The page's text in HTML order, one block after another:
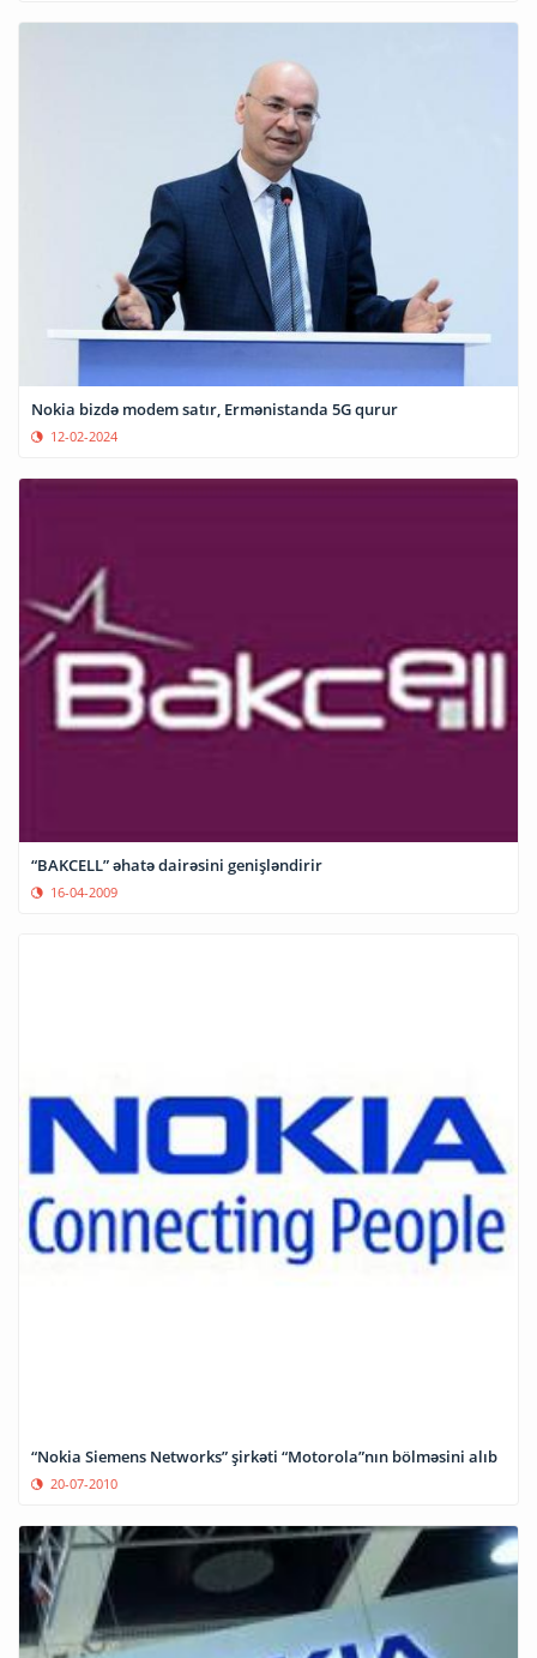
Nokia bizdə modem satır, Ermənistanda 5G qurur
12-02-2024
“BAKCELL” əhatə dairəsini genişləndirir
16-04-2009
“Nokia Siemens Networks” şirkəti “Motorola”nın bölməsini alıb
20-07-2010